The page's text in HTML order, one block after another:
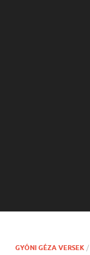
GYÓNI GÉZA VERSEK /